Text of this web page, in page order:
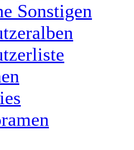
Sonstigen